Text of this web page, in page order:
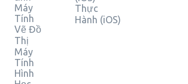
Máy
Tính
Vẽ Đồ
Thị
Máy
Tính
Hình
Thực
Hành (iOS)